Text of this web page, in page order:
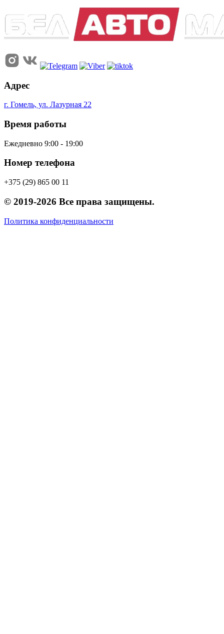
Адрес
г. Гомель, ул. Лазурная 22
Время работы
Ежедневно 9:00 - 19:00
Номер телефона
+375 (29) 865 00 11
© 2019-2026 Все права защищены.
Политика конфиденциальности